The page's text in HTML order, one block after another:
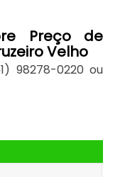
Preço de
Velho
98278-0220 ou